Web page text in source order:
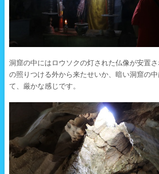
洞窟の中にはロウソクの灯された仏像が安置
の照りつける外から来たせいか、暗い洞窟の
て、厳かな感じです。